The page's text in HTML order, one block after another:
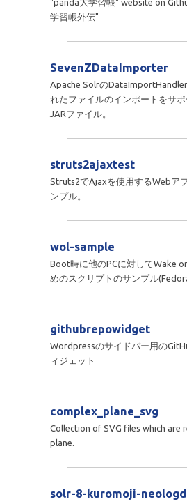
"panda大学習帳" website on
学習帳外伝"
SevenZDataImporter
Apache Solrの
れたファイルのインポートをサ
JARファイル。
struts2ajaxtest
Struts2でAjaxを使用するWebア
ンプル。
wol-sample
Boot時に他のPCに対してWake
めのスクリプトのサンプル
githubrepowidget
Wordpressのサイドバー用の
ィジェット
complex_plane_svg
Collection of SVG files which are
plane.
solr-8-kuromoji-neologd